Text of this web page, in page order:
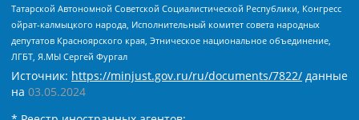
Татарской Автономной Советской Социалистической Республики, Конгресс
ойрат-калмыцкого народа, Исполнительный комитет совета народных
депутатов Красноярского края, Этническое национальное объединение,
ЛГБТ, Я.МЫ Сергей Фургал
Источник: https://minjust.gov.ru/ru/documents/7822/ данные
на 03.05.2024